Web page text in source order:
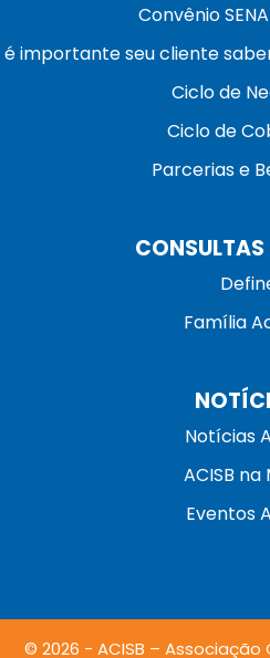
Convênio
é importante seu cliente
Ciclo de
Ciclo de
Parcerias e
Família
Notícias
ACISB na
Eventos
© 2026 - ACISB –